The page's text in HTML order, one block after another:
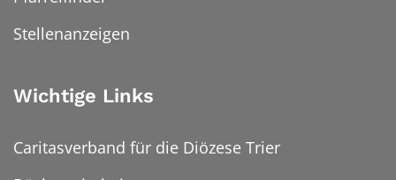
Stellenanzeigen
Wichtige Links
Caritasverband für die Diözese Trier